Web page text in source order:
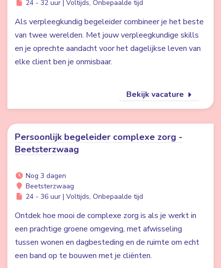
24 - 32 uur | Voltijds, Onbepaalde tijd
Als verpleegkundig begeleider combineer je het beste
van twee werelden. Met jouw verpleegkundige skills
en je oprechte aandacht voor het dagelijkse leven van
elke client ben je onmisbaar.
Bekijk vacature
Persoonlijk begeleider complexe zorg -
Beetsterzwaag
Nog 3 dagen
Beetsterzwaag
24 - 36 uur | Voltijds, Onbepaalde tijd
Ontdek hoe mooi de complexe zorg is als je werkt in
een prachtige groene omgeving, met afwisseling
tussen wonen en dagbesteding en de ruimte om echt
een band op te bouwen met je cliënten.